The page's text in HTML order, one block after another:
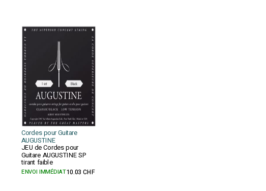
Cordes pour Guitare
AUGUSTINE
JEU de Cordes pour
Guitare AUGUSTINE SP
tirant faible
ENVOI IMMÉDIAT10.03 CHF